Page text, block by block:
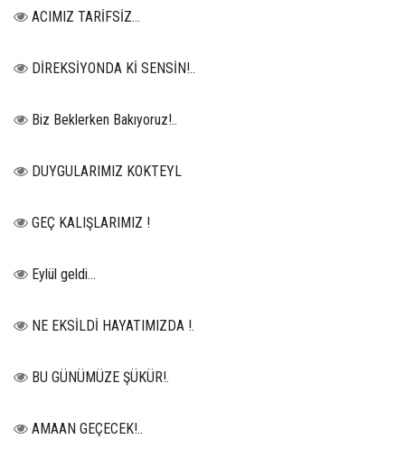
ACIMIZ TARİFSİZ…
DİREKSİYONDA Kİ SENSİN!..
Biz Beklerken Bakıyoruz!..
DUYGULARIMIZ KOKTEYL
GEÇ KALIŞLARIMIZ !
Eylül geldi…
NE EKSİLDİ HAYATIMIZDA !.
BU GÜNÜMÜZE ŞÜKÜR!.
AMAAN GEÇECEK!..